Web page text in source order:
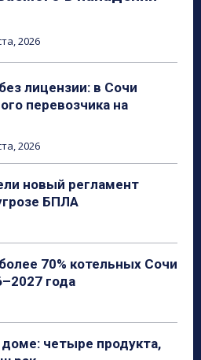
2026
лицензии: в Сочи
перевозчика на
2026
новый регламент
БПЛА
70% котельных Сочи
года
четыре продукта,